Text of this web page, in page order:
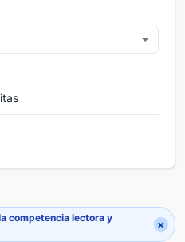
competencia lectora y
×